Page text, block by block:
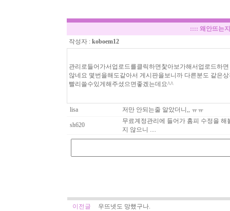
:::: 왜안뜨는
작성자 : koboem12
관리로들어가서업로드를클릭하면찿아보가해서업로드하
않네요 몇번을해도같아서 게시판을보니까 다른분도 같은
빨리쓸수있게해주셨으면좋겠는데요^^
lisa 저만 안되는줄 알았더니,, ㅠㅠ
sh620
무료계정관리에 들어가 홈피 수정을
지 않으니 ....
이전글 우뜨넷도 망했구나.